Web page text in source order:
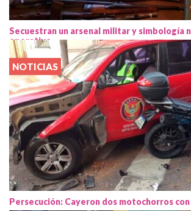
Secuestran un arsenal militar y simbología
operativo
NOTICIAS
Persecución: Cayeron dos motochorros